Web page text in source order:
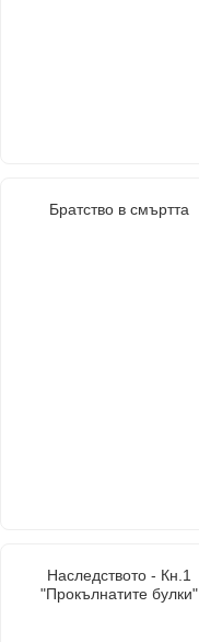
Братство в смъртта
Наследството - Кн.1
"Прокълнатите булки"